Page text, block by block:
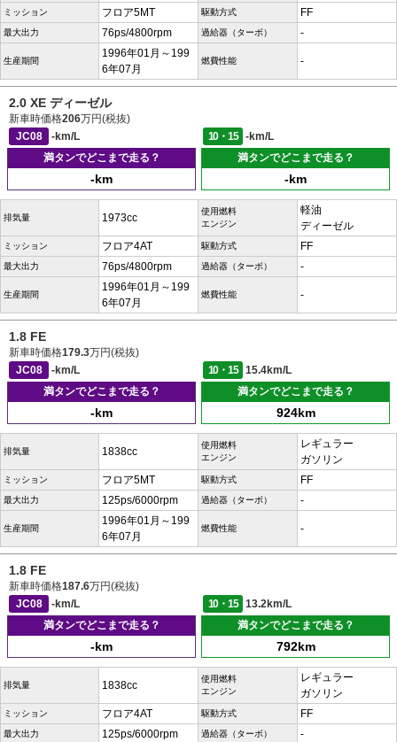
ミッション フロア5MT 駆動方式 FF
最大出力 76ps/4800rpm 過給器（ターボ） -
生産期間
1996年01月～199
6年07月
燃費性能 -
2.0 XE ディーゼル
新車時価格206万円(税抜)
JC08
-km/L 10・15
-km/L
満タンでどこまで走る？
-km
満タンでどこまで走る？
-km
排気量 1973cc
使用燃料
エンジン
軽油
ディーゼル
ミッション フロア4AT 駆動方式 FF
最大出力 76ps/4800rpm 過給器（ターボ） -
生産期間
1996年01月～199
6年07月
燃費性能 -
1.8 FE
新車時価格179.3万円(税抜)
JC08
-km/L 10・15
15.4km/L
満タンでどこまで走る？
-km
満タンでどこまで走る？
924km
排気量 1838cc
使用燃料
エンジン
レギュラー
ガソリン
ミッション フロア5MT 駆動方式 FF
最大出力 125ps/6000rpm 過給器（ターボ） -
生産期間
1996年01月～199
6年07月
燃費性能 -
1.8 FE
新車時価格187.6万円(税抜)
JC08
-km/L 10・15
13.2km/L
満タンでどこまで走る？
-km
満タンでどこまで走る？
792km
排気量 1838cc
使用燃料
エンジン
レギュラー
ガソリン
ミッション フロア4AT 駆動方式 FF
最大出力 125ps/6000rpm 過給器（ターボ） -